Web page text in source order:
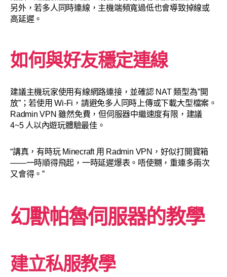
另外，若多人同時連線，主機端頻寬過低也會導致掉線或
高延遲。
如何與好友穩定連線
建議主機玩家使用有線網路連接，並確認 NAT 類型為”開
放”；若使用 Wi-Fi，請避免多人同時上傳或下載大型檔案。
Radmin VPN 雖然免費，但伺服器中繼速度有限，建議
4~5 人以內遊玩體驗最佳。
“講真，有時玩 Minecraft 用 Radmin VPN，好似打開寶箱
——一時順得飛起，一時延遲爆表。唔使嬲，重連多兩次
又會得。”
幻獸帕魯伺服器的教學
建立私服教學